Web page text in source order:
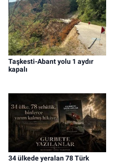
Taşkesti-Abant yolu 1 aydır
kapalı
34 ülkede yeralan 78 Türk